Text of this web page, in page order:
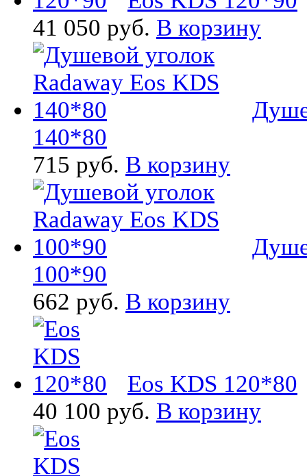
41 050 руб. В корзину
140*80
715 руб. В корзину
100*90
662 руб. В корзину
Eos KDS 120*80
40 100 руб. В корзину